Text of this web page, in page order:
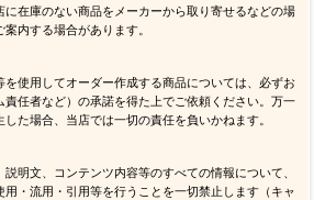
に在庫のない商品をメーカーから取り寄せるなどの場
内する場合があります。
を使用してオーダー作成する商品については、必ずお
責任者など）の承諾を得た上でご依頼ください。万一
た場合、当店では一切の責任を負いかねます。
明文、コンテンツ内容等のすべての情報について、
・流用・引用等を行うことを一切禁止します（キャ